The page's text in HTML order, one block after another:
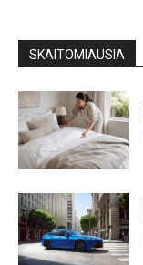
SKAITOMIAUSIA